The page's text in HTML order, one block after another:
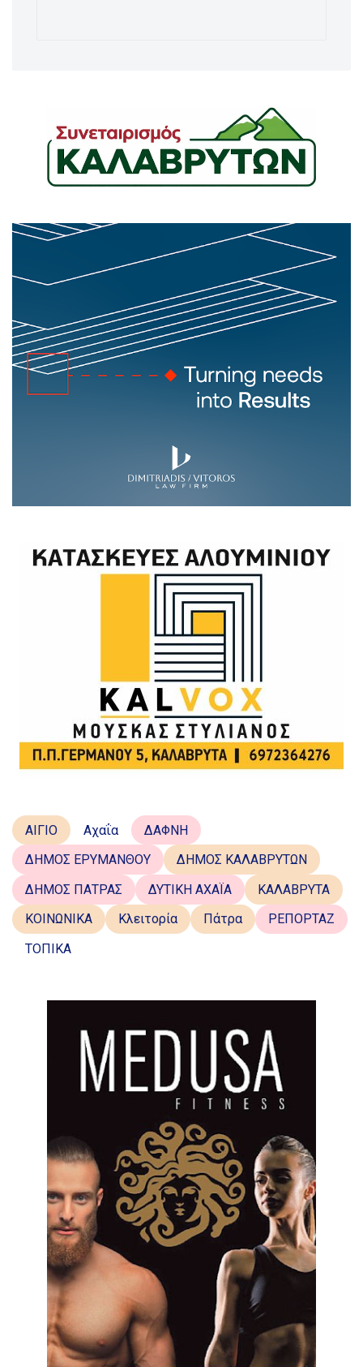
ΑΙΓΙΟ Αχαΐα
ΔΑΦΝΗ
ΔΗΜΟΣ ΕΡΥΜΑΝΘΟΥ
ΔΗΜΟΣ ΚΑΛΑΒΡΥΤΩΝ
ΔΗΜΟΣ ΠΑΤΡΑΣ
ΔΥΤΙΚΗ ΑΧΑΪΑ
ΚΑΛΑΒΡΥΤΑ
ΚΟΙΝΩΝΙΚΑ
Κλειτορία Πάτρα
ΡΕΠΟΡΤΑΖ
ΤΟΠΙΚΑ